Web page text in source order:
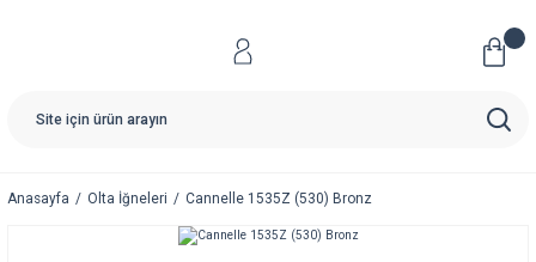
Anasayfa Olta İğneleri Cannelle 1535Z (530) Bronz